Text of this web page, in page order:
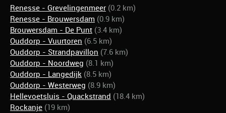
Renesse - Grevelingenmeer (0.2 km)
Renesse - Brouwersdam (0.9 km)
Brouwersdam - De Punt (3.4 km)
Ouddorp - Vuurtoren (6.5 km)
Ouddorp - Strandpavillon (7.6 km)
Ouddorp - Noordweg (8.1 km)
Ouddorp - Langedijk (8.5 km)
Ouddorp - Westerweg (8.9 km)
Hellevoetsluis - Quackstrand (18.4 km)
Rockanje (19 km)